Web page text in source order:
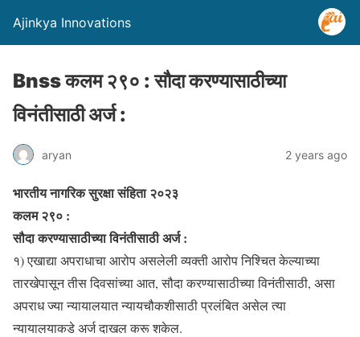
Ajinkya Innovations
Bnss कलम २९० : सौदा करण्यासाठीच्या
विनंतीसाठी अर्ज :
aryan 2 years ago
भारतीय नागरिक सुरक्षा संहिता २०२३
कलम २९० :
सौदा करण्यासाठीच्या विनंतीसाठी अर्ज :
१) एखाद्या अपराधाचा आरोप असलेली व्यक्ती आरोप निश्चित केल्याच्या
तारखेपासून तीस दिवसांच्या आत, सौदा करण्यासाठीच्या विनंतीसाठी, असा
अपराध ज्या न्यायालयात न्यायचौकशीसाठी प्रलंबित असेल त्या
न्यायालयाकडे अर्ज दाखल करू शकेल.